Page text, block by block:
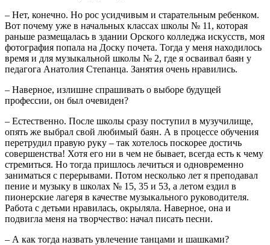
– Нет, конечно. Но рос усидчивым и старательным ребенком.
Вот почему уже в начальных классах школы № 11, которая
раньше размещалась в здании Орского колледжа искусств, моя
фотография попала на Доску почета. Тогда у меня находилось
время и для музыкальной школы № 2, где я осваивал баян у
педагога Анатолия Степанца. Занятия очень нравились.
– Наверное, излишне спрашивать о выборе будущей
профессии, он был очевиден?
– Естественно. После школы сразу поступил в музучилище,
опять же выбрал свой любимый баян. А в процессе обучения
перетрудил правую руку – так хотелось поскорее достичь
совершенства! Хотя его ни в чем не бывает, всегда есть к чему
стремиться. Но тогда пришлось лечиться и одновременно
заниматься с перерывами. Потом несколько лет я преподавал
пение и музыку в школах № 15, 35 и 53, а летом ездил в
пионерские лагеря в качестве музыкального руководителя.
Работа с детьми нравилась, окрыляла. Наверное, она и
подвигла меня на творчество: начал писать песни.
– А как тогда назвать увлечение танцами и шашками?